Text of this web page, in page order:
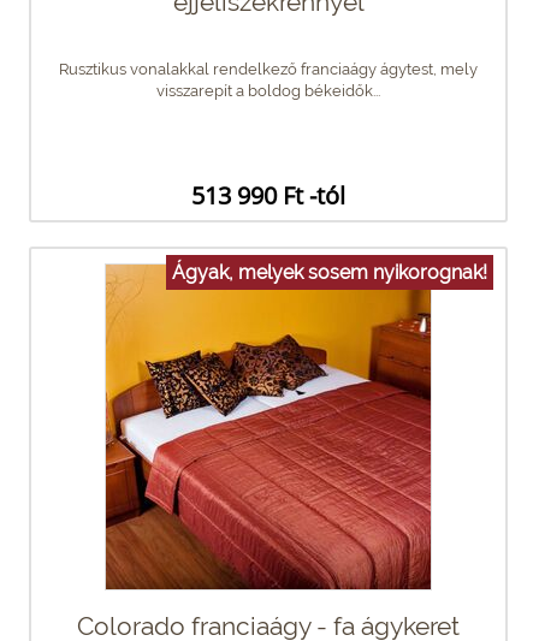
Rusztikus vonalakkal rendelkező franciaágy ágytest, mely
visszarepít a boldog békeidők...
513 990 Ft -tól
Ágyak, melyek sosem nyikorognak!
Colorado franciaágy - fa ágykeret